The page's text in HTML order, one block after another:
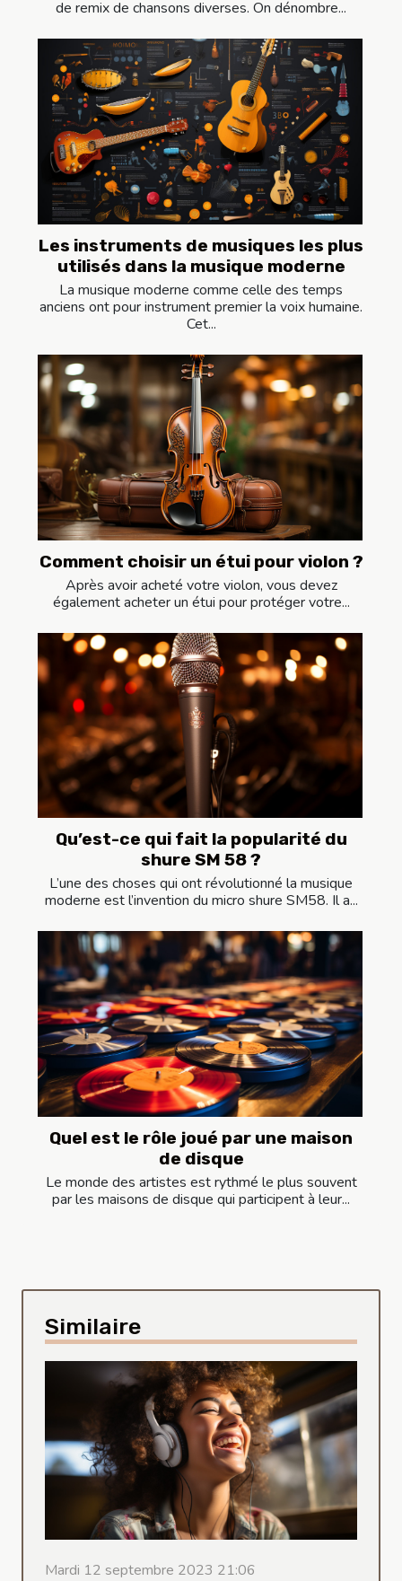
de remix de chansons diverses. On dénombre...
Les instruments de musiques les plus
utilisés dans la musique moderne
La musique moderne comme celle des temps
anciens ont pour instrument premier la voix humaine.
Cet...
Comment choisir un étui pour violon ?
Après avoir acheté votre violon, vous devez
également acheter un étui pour protéger votre...
Qu’est-ce qui fait la popularité du
shure SM 58 ?
L’une des choses qui ont révolutionné la musique
moderne est l’invention du micro shure SM58. Il a...
Quel est le rôle joué par une maison
de disque
Le monde des artistes est rythmé le plus souvent
par les maisons de disque qui participent à leur...
Similaire
Mardi 12 septembre 2023 21:06